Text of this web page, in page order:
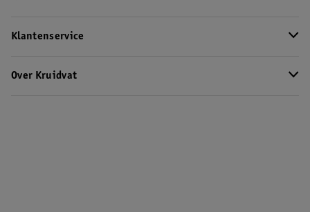
Klantenservice
Over Kruidvat